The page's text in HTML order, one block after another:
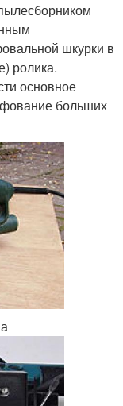
шкурки в
ролика.
основное
больших